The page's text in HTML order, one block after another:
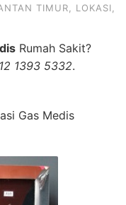
TIMUR LOKASI
Rumah Sakit?
1393 5332.
Gas Medis